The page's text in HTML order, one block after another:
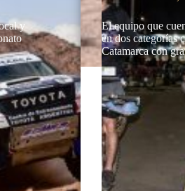
y
El equipo que
en dos categorías
Catamarca con